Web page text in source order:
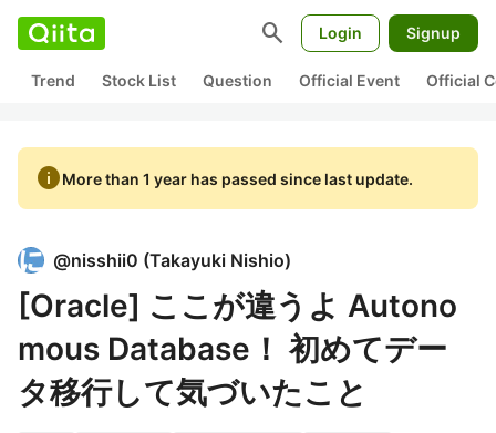
search Login Signup
Trend Stock List Question Official Event Official
infoMore than 1 year has passed since last update.
@nisshii0 (Takayuki Nishio)
[Oracle] ここが違うよ Autono
mous Database！ 初めてデー
タ移行して気づいたこと